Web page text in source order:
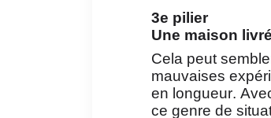
3e pilier
Une maison
Cela peut
mauvaises
en longueur.
ce genre de